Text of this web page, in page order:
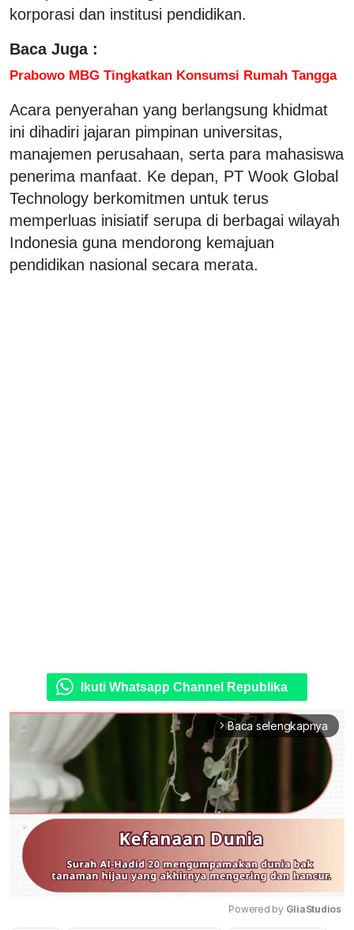
korporasi dan institusi pendidikan.
Baca Juga :
Prabowo MBG Tingkatkan Konsumsi Rumah Tangga
Acara penyerahan yang berlangsung khidmat
ini dihadiri jajaran pimpinan universitas,
manajemen perusahaan, serta para mahasiswa
penerima manfaat. Ke depan, PT Wook Global
Technology berkomitmen untuk terus
memperluas inisiatif serupa di berbagai wilayah
Indonesia guna mendorong kemajuan
pendidikan nasional secara merata.
Ikuti Whatsapp Channel Republika
arrow_forward_ios Baca selengkapnya
Powered by GliaStudios